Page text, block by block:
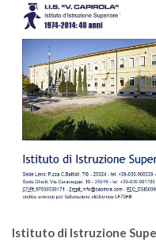
Istituto di Istruzione